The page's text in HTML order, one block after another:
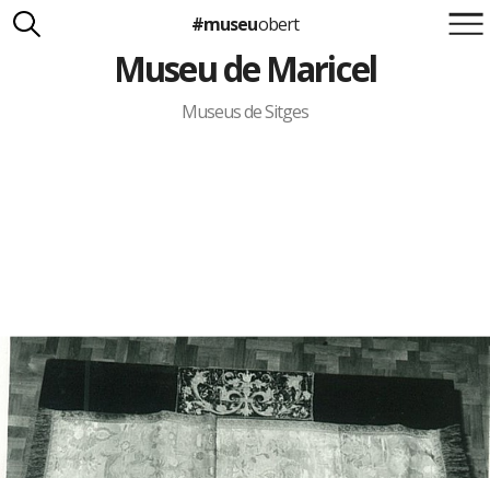
Suma't a la iniciativa
Carlota Royo
Francesca Barcellona
#museuobert
Museu de Maricel
Museus de Sitges